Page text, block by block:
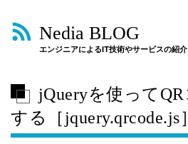
Nedia BLOG
エンジニアによるIT技術やサービスの紹
jQueryを使って
する［jquery.qrcode.js］